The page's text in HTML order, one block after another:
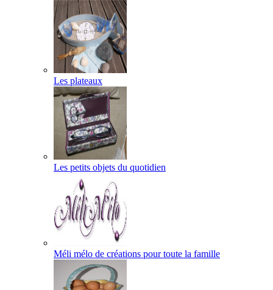
Les plateaux
Les petits objets du quotidien
Méli mélo de créations pour toute la famille